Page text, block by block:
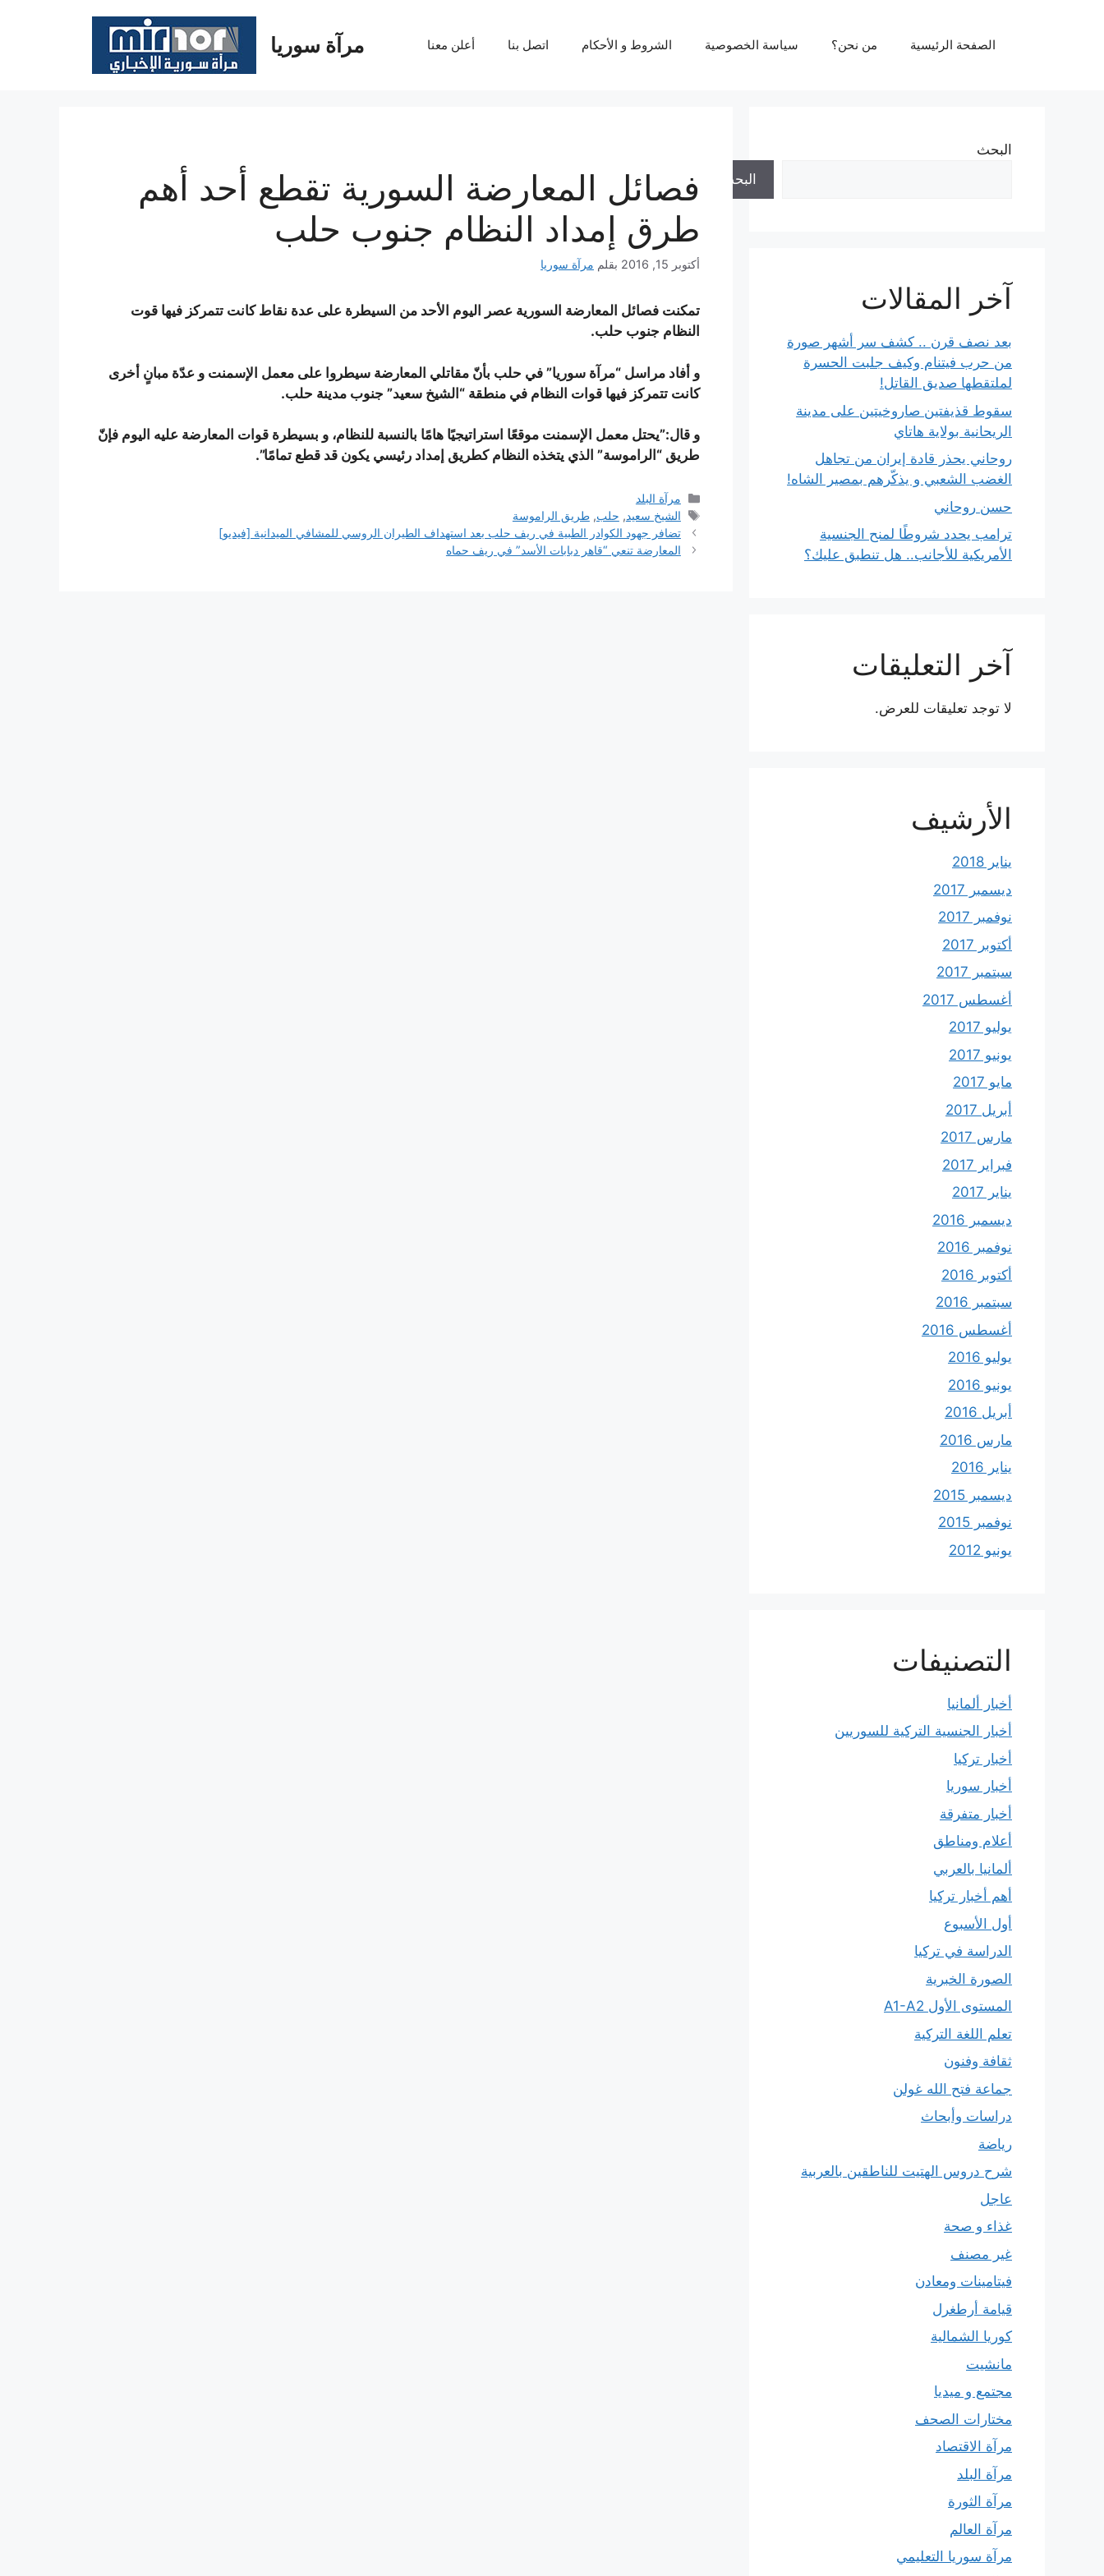
مرآة سوريا الصفحة الرئيسية من نحن؟ سياسة الخصوصية الشروط و الأحكام اتصل بنا أعلن معنا
فصائل المعارضة السورية تقطع أحد أهم
طرق إمداد النظام جنوب حلب
أكتوبر 15, 2016 بقلم مرآة سوريا
تمكنت فصائل المعارضة السورية عصر اليوم الأحد من السيطرة على عدة نقاط كانت تتمركز فيها قوت
النظام جنوب حلب.
و أفاد مراسل “مرآة سوريا” في حلب بأنّ مقاتلي المعارضة سيطروا على معمل الإسمنت و عدّة مبانٍ أخرى
كانت تتمركز فيها قوات النظام في منطقة “الشيخ سعيد” جنوب مدينة حلب.
و قال:”يحتل معمل الإسمنت موقعًا استراتيجيًا هامًا بالنسبة للنظام، و بسيطرة قوات المعارضة عليه اليوم فإنّ
طريق “الراموسة” الذي يتخذه النظام كطريق إمداد رئيسي يكون قد قطع تمامًا”.
التصنيفات
مرآة البلد
الوسوم
الشيخ سعيد, حلب,طريق الراموسة
تضافر جهود الكوادر الطبية في ريف حلب بعد استهداف الطيران الروسي للمشافي الميدانية [فيديو]
المعارضة تنعي “قاهر دبابات الأسد” في ريف حماه
البحث
البحث
آخر المقالات
بعد نصف قرن .. كشف سر أشهر صورة
من حرب فيتنام وكيف جلبت الحسرة
لملتقطها صديق القاتل!
سقوط قذيفتين صاروخيتين على مدينة
الريحانية بولاية هاتاي
روحاني يحذر قادة إيران من تجاهل
الغضب الشعبي و يذكّرهم بمصير الشاه!
حسن روحاني
ترامب يحدد شروطًا لمنح الجنسية
الأمريكية للأجانب.. هل تنطبق عليك؟
آخر التعليقات
لا توجد تعليقات للعرض.
الأرشيف
يناير 2018
ديسمبر 2017
نوفمبر 2017
أكتوبر 2017
سبتمبر 2017
أغسطس 2017
يوليو 2017
يونيو 2017
مايو 2017
أبريل 2017
مارس 2017
فبراير 2017
يناير 2017
ديسمبر 2016
نوفمبر 2016
أكتوبر 2016
سبتمبر 2016
أغسطس 2016
يوليو 2016
يونيو 2016
أبريل 2016
مارس 2016
يناير 2016
ديسمبر 2015
نوفمبر 2015
يونيو 2012
التصنيفات
أخبار ألمانيا
أخبار الجنسية التركية للسوريين
أخبار تركيا
أخبار سوريا
أخبار متفرقة
أعلام ومناطق
ألمانيا بالعربي
أهم أخبار تركيا
أول الأسبوع
الدراسة في تركيا
الصورة الخبرية
المستوى الأول A1-A2
تعلم اللغة التركية
ثقافة وفنون
جماعة فتح الله غولن
دراسات وأبحاث
رياضة
شرح دروس الهتيت للناطقين بالعربية
عاجل
غذاء و صحة
غير مصنف
فيتامينات ومعادن
قيامة أرطغرل
كوريا الشمالية
مانشيت
مجتمع و ميديا
مختارات الصحف
مرآة الاقتصاد
مرآة البلد
مرآة الثورة
مرآة العالم
مرآة سوريا التعليمي